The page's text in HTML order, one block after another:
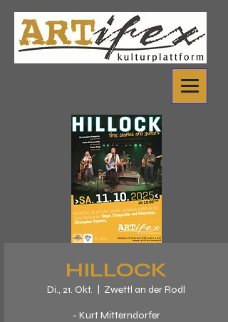
HILLOCK
Di., 21. Okt. Zwettl an der Rodl
- Kurt Mitterndorfer